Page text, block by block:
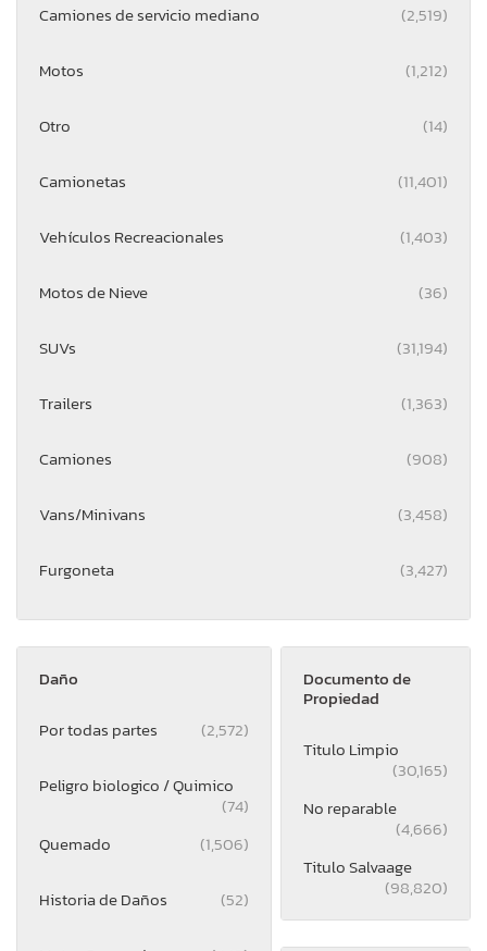
Camiones de servicio mediano (2,519)
Motos (1,212)
Otro (14)
Camionetas (11,401)
Vehículos Recreacionales (1,403)
Motos de Nieve (36)
SUVs (31,194)
Trailers (1,363)
Camiones (908)
Vans/Minivans (3,458)
Furgoneta (3,427)
Daño
Por todas partes (2,572)
Peligro biologico / Quimico
(74)
Quemado
(1,506)
Historia de Daños (52)
Documento de
Propiedad
Titulo Limpio
(30,165)
No reparable
(4,666)
Titulo Salvaage
(98,820)